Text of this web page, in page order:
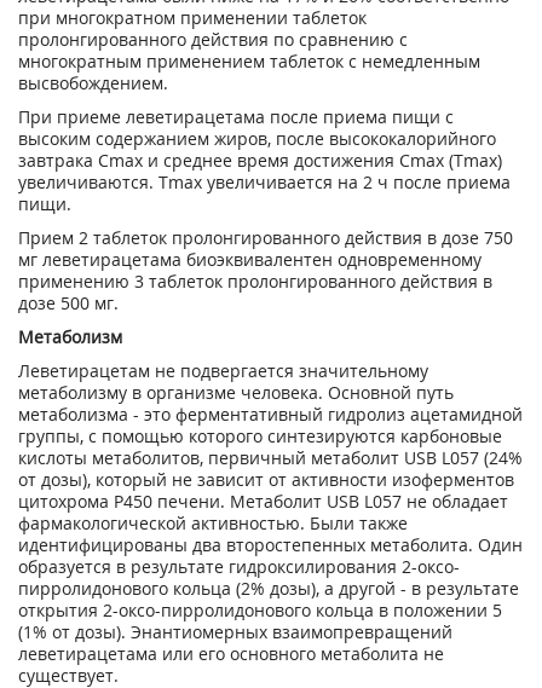
при многократном применении таблеток
пролонгированного действия по сравнению с
многократным применением таблеток с немедленным
высвобождением.
При приеме леветирацетама после приема пищи с
высоким содержанием жиров, после высококалорийного
завтрака Сmах и среднее время достижения Сmах (Тmах)
увеличиваются. Тmах увеличивается на 2 ч после приема
пищи.
Прием 2 таблеток пролонгированного действия в дозе 750
мг леветирацетама биоэквивалентен одновременному
применению 3 таблеток пролонгированного действия в
дозе 500 мг.
Метаболизм
Леветирацетам не подвергается значительному
метаболизму в организме человека. Основной путь
метаболизма - это ферментативный гидролиз ацетамидной
группы, с помощью которого синтезируются карбоновые
кислоты метаболитов, первичный метаболит USB L057 (24%
от дозы), который не зависит от активности изоферментов
цитохрома Р450 печени. Метаболит USB L057 не обладает
фармакологической активностью. Были также
идентифицированы два второстепенных метаболита. Один
образуется в результате гидроксилирования 2-оксо-
пирролидонового кольца (2% дозы), а другой - в результате
открытия 2-оксо-пирролидонового кольца в положении 5
(1% от дозы). Энантиомерных взаимопревращений
леветирацетама или его основного метаболита не
существует.